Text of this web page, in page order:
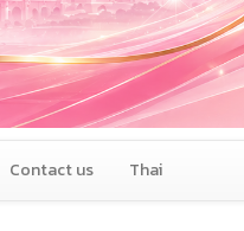
Contact us Thai